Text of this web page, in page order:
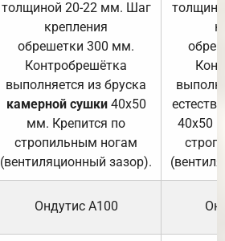
толщиной 20-22 мм. Шаг
крепления
обрешетки 300 мм.
Контробрешётка
выполняется из бруска
камерной сушки40х50
мм. Крепится по
стропильным ногам
(вентиляционный зазор).
40х50
Ондутис А100